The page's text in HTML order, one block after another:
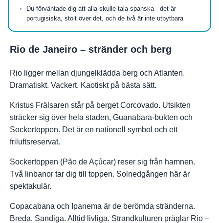
Du förväntade dig att alla skulle tala spanska - det är
portugisiska, stolt över det, och de två är inte utbytbara
Rio de Janeiro – stränder och berg
Rio ligger mellan djungelklädda berg och Atlanten.
Dramatiskt. Vackert. Kaotiskt på bästa sätt.
Kristus Frälsaren står på berget Corcovado. Utsikten
sträcker sig över hela staden, Guanabara-bukten och
Sockertoppen. Det är en nationell symbol och ett
friluftsreservat.
Sockertoppen (Pão de Açúcar) reser sig från hamnen.
Två linbanor tar dig till toppen. Solnedgången här är
spektakulär.
Copacabana och Ipanema är de berömda stränderna.
Breda. Sandiga. Alltid livliga. Strandkulturen präglar Rio –